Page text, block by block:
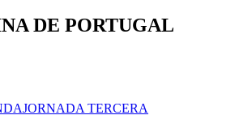
DE PORTUGAL
JORNADA TERCERA